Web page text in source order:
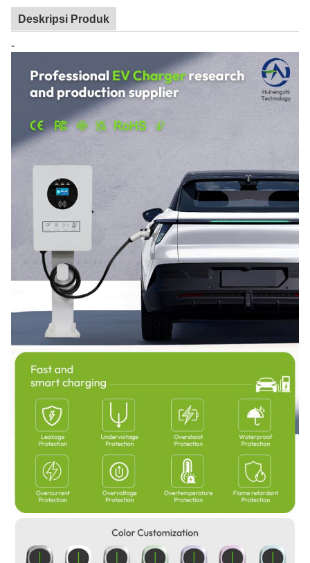
Deskripsi Produk
-